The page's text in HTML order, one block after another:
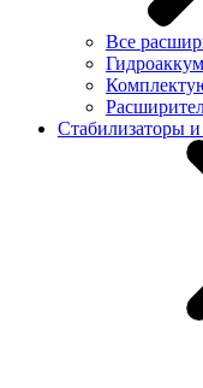
Все
Стабилизаторы